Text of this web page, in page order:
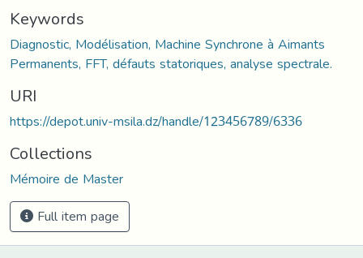
Keywords
Diagnostic, Modélisation, Machine Synchrone à Aimants
Permanents, FFT, défauts statoriques, analyse spectrale.
URI
https://depot.univ-msila.dz/handle/123456789/6336
Collections
Mémoire de Master
Full item page